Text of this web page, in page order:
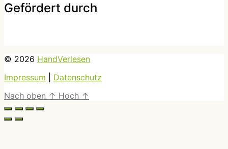
Gefördert durch
© 2026 HandVerlesen
Impressum
Datenschutz
Nach oben ↑ Hoch ↑